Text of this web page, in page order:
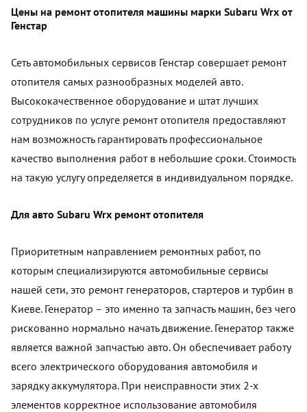
Цены на ремонт отопителя машины марки Subaru Wrx от
Генстар
Сеть автомобильных сервисов Генстар совершает ремонт
отопителя самых разнообразных моделей авто.
Высококачественное оборудование и штат лучших
сотрудников по услуге ремонт отопителя предоставляют
нам возможность гарантировать профессиональное
качество выполнения работ в небольшие сроки. Стоимость
на такую услугу определяется в индивидуальном порядке.
Для авто Subaru Wrx ремонт отопителя
Приоритетным направлением ремонтных работ, по
которым специализируются автомобильные сервисы
нашей сети, это ремонт генераторов, стартеров и турбин в
Киеве. Генератор – это именно та запчасть машин, без чего
рискованно нормально начать движение. Генератор также
является важной запчастью авто. Он обеспечивает работу
всего электрического оборудования автомобиля и
зарядку аккумулятора. При неисправности этих 2-х
элементов корректное использование автомобиля